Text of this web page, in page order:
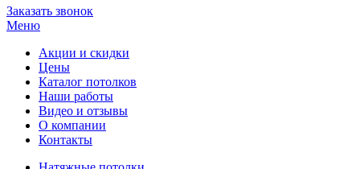
Заказать звонок
Меню
Акции и скидки
Цены
Каталог потолков
Наши работы
Видео и отзывы
О компании
Контакты